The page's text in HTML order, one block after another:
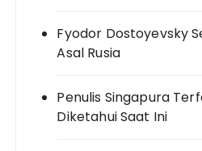
Fyodor Dostoyevsky
Asal Rusia
Penulis Singapura
Diketahui Saat Ini